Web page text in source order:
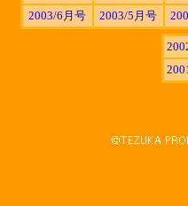
2003/6月号
2003/5月号